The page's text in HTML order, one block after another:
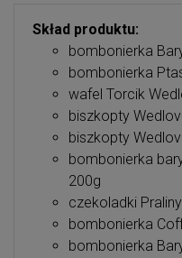
Skład produktu:
bombonierka
bombonierka
wafel Torcik
biszkopty
biszkopty
bombonierka
200g
czekoladki
bombonierka
bombonierka